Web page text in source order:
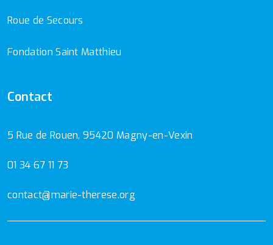
Roue de Secours
Fondation Saint Matthieu
Contact
5 Rue de Rouen, 95420 Magny-en-Vexin
01 34 67 11 73
contact@marie-therese.org